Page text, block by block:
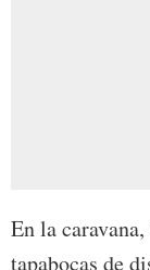
En la
tapabocas de